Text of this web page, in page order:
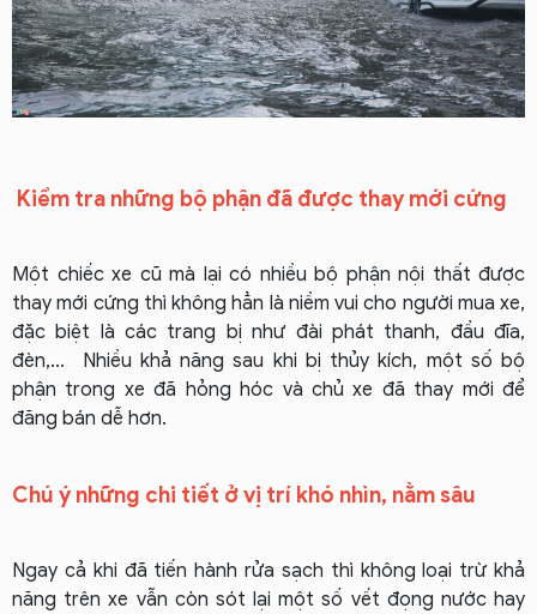
Kiểm tra những bộ phận đã được thay mới cứng
Một chiếc xe cũ mà lại có nhiều bộ phận nội thất được
thay mới cứng thì không hẳn là niềm vui cho người mua xe,
đặc biệt là các trang bị như đài phát thanh, đầu đĩa,
đèn,... Nhiều khả năng sau khi bị thủy kích, một số bộ
phận trong xe đã hỏng hóc và chủ xe đã thay mới để
đăng bán dễ hơn.
Chú ý những chi tiết ở vị trí khó nhìn, nằm sâu
Ngay cả khi đã tiến hành rửa sạch thì không loại trừ khả
năng trên xe vẫn còn sót lại một số vết đọng nước hay